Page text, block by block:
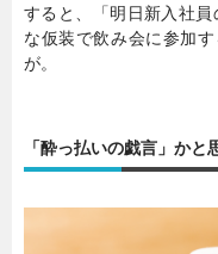
すると、「明日新入社
な仮装で飲み会に参加
が。
「酔っ払いの戯言」か